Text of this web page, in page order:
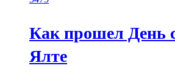
Как прошел День
Ялте